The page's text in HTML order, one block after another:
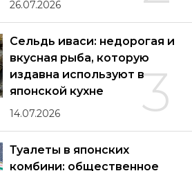
26.07.2026
3
Сельдь иваси: недорогая и
вкусная рыба, которую
издавна используют в
японской кухне
14.07.2026
Туалеты в японских
комбини: общественное